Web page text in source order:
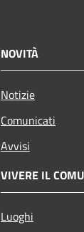
NOVITÀ
Notizie
Comunicati
Avvisi
VIVERE IL
Luoghi